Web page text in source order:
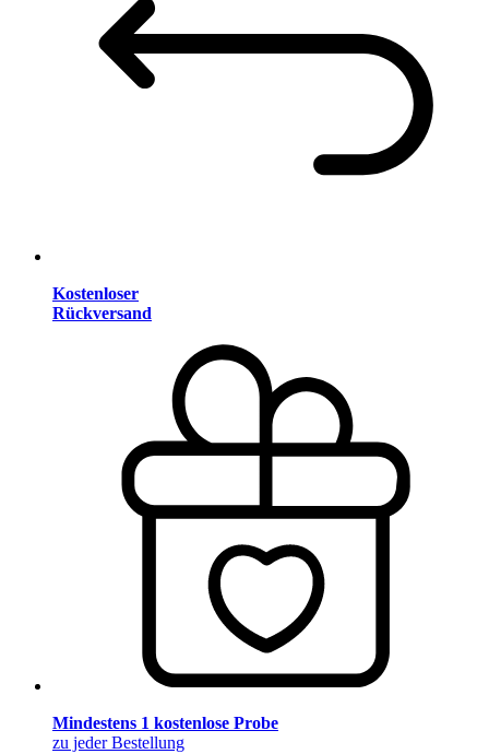
Kostenloser
Rückversand
Mindestens 1 kostenlose Probe
zu jeder Bestellung